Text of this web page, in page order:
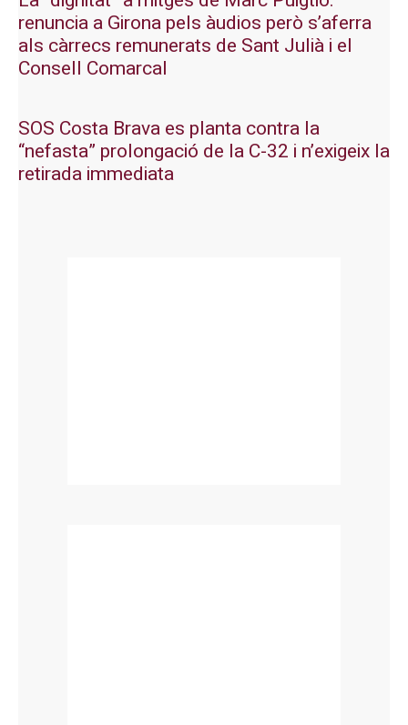
renuncia a Girona pels àudios però s’aferra
als càrrecs remunerats de Sant Julià i el
Consell Comarcal
SOS Costa Brava es planta contra la
“nefasta” prolongació de la C-32 i n’exigeix la
retirada immediata